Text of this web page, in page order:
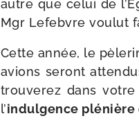
autre que celui de
Mgr Lefebvre vou­lut
Cette année, le
avions seront
trou­ve­rez dans
l’indul­gence plé­nière